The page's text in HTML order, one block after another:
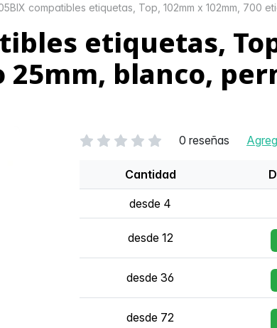
compatibles etiquetas, Top, 102mm x 102mm, 700
etiquetas,
25mm, blanco,
0 reseñas
Cantidad
desde 4
desde 12
desde 36
desde 72